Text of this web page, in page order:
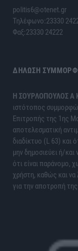
politis6@otenet.gr
Τηλέφωνο:23330
Φαξ:23330 24222
ΔΉΛΩΣΗ
H ΣΟΥΡΛΟΠΟΥΛΟΣ Α
ιστότοπος
Επιτροπής της 1ης
αποτελεσματική
διαδίκτυο (L 63) και
μην δημοσιεύει ή/και
ότι είναι παράνομο,
χρήστη, καθώς και να
για την αποτροπή